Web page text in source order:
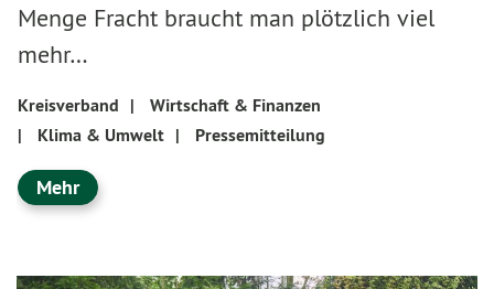
Menge Fracht braucht man plötzlich viel
mehr…
Kreisverband |
Wirtschaft & Finanzen
|
Klima & Umwelt | Pressemitteilung
Mehr